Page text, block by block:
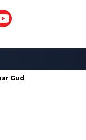
Terjual Bebas di